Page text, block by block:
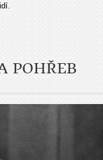
POHŘEB